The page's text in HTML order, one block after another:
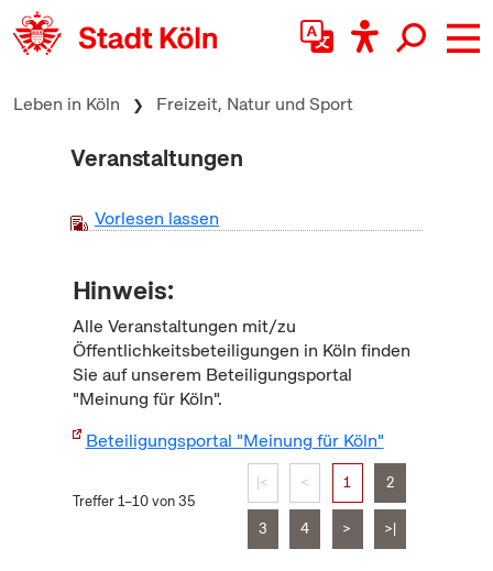
zum Inhalt springen
Leben in Köln Freizeit, Natur und Sport
Veranstaltungen
Vorlesen lassen
Hinweis:
Alle Veranstaltungen mit/zu
Öffentlichkeitsbeteiligungen in Köln finden
Sie auf unserem Beteiligungsportal
"Meinung für Köln".
Beteiligungsportal "Meinung für Köln"
Treffer 1–10 von 35
|< < 1 2
3 4 > >|